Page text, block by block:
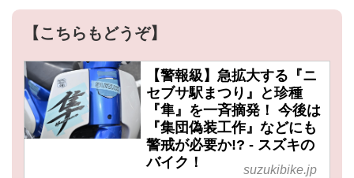
【こちらもどうぞ】
【警報級】急拡大する『ニ
セブサ駅まつり』と珍種
『隼』を一斉摘発！ 今後は
『集団偽装工作』などにも
警戒が必要か!? - スズキの
バイク！
suzukibike.jp